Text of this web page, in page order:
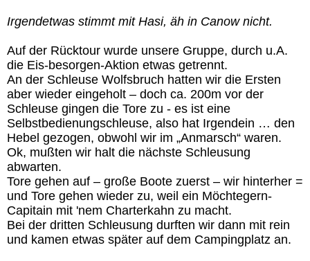
Irgendetwas stimmt mit Hasi, äh in Canow nicht.
Auf der Rücktour wurde unsere Gruppe, durch u.A.
die Eis-besorgen-Aktion etwas getrennt.
An der Schleuse Wolfsbruch hatten wir die Ersten
aber wieder eingeholt – doch ca. 200m vor der
Schleuse gingen die Tore zu - es ist eine
Selbstbedienungschleuse, also hat Irgendein … den
Hebel gezogen, obwohl wir im „Anmarsch“ waren.
Ok, mußten wir halt die nächste Schleusung
abwarten.
Tore gehen auf – große Boote zuerst – wir hinterher =
und Tore gehen wieder zu, weil ein Möchtegern-
Capitain mit 'nem Charterkahn zu macht.
Bei der dritten Schleusung durften wir dann mit rein
und kamen etwas später auf dem Campingplatz an.